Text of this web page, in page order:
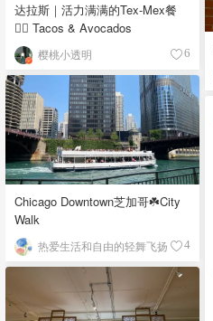
达拉斯｜活力满满的Tex-Mex餐
👉🏼 Tacos & Avocados
樱桃小透明 6
Chicago Downtown芝加哥☘️City
Walk
热爱生活和自由的轻舞飞扬 4